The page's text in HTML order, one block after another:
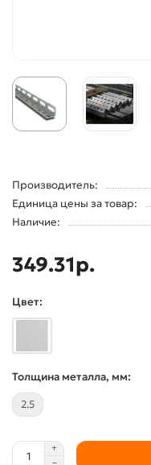
Производитель:
Единица цены за товар:
Наличие:
349.31р.
Цвет:
Толщина металла, мм:
2.5